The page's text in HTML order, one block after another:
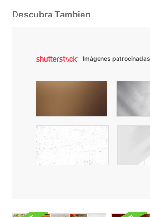
Descubra También
Imágenes patrocinadas